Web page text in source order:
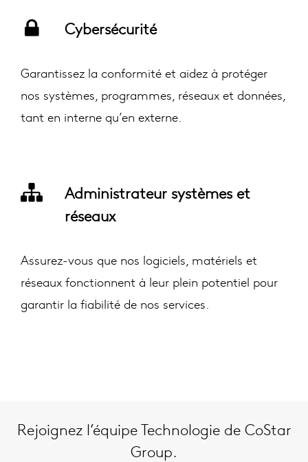
Cybersécurité
Garantissez la conformité et aidez à protéger
nos systèmes, programmes, réseaux et données,
tant en interne qu’en externe.
Administrateur systèmes et
réseaux
Assurez-vous que nos logiciels, matériels et
réseaux fonctionnent à leur plein potentiel pour
garantir la fiabilité de nos services.
Rejoignez l’équipe Technologie de CoStar
Group.